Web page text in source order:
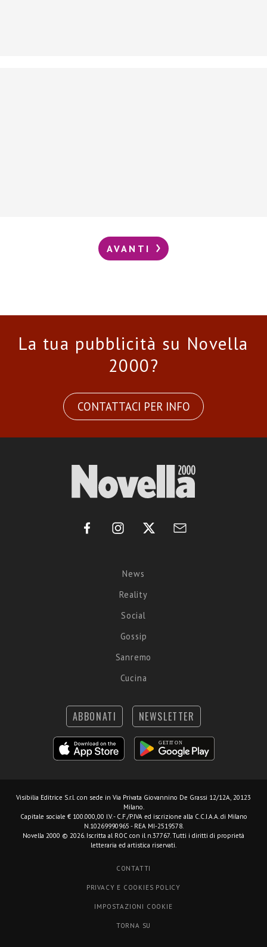
AVANTI
La tua pubblicità su Novella
2000?
CONTATTACI PER INFO
News
Reality
Social
Gossip
Sanremo
Cucina
ABBONATI NEWSLETTER
Visibilia Editrice S.r.l. con sede in Via Privata Giovannino De Grassi 12/12A, 20123
Milano.
Capitale sociale € 100.000,00 I.V. - C.F./P.IVA ed iscrizione alla C.C.I.A.A. di Milano
N.10269990965 - REA MI-2519578.
Novella 2000 © 2026. Iscritta al ROC con il n.37767. Tutti i diritti di proprietà
letteraria ed artistica riservati.
CONTATTI
PRIVACY E COOKIES POLICY
IMPOSTAZIONI COOKIE
TORNA SU